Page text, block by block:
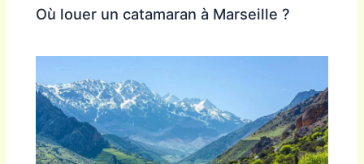
Où louer un catamaran à Marseille ?